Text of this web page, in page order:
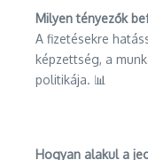
Milyen tényezők
A fizetésekre
képzettség, a
politikája. 📊
Hogyan alakul a